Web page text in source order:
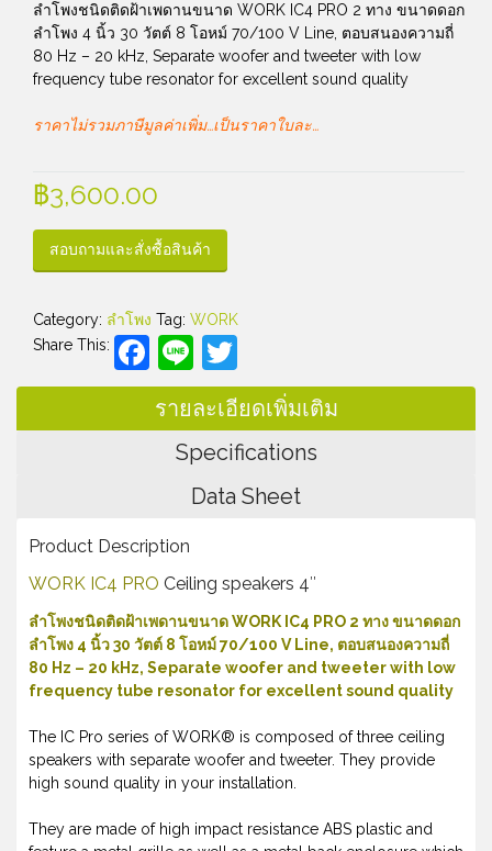
ลำโพงชนิดติดฝ้าเพดานขนาด WORK IC4 PRO 2 ทาง ขนาดดอก
ลำโพง 4 นิ้ว 30 วัตต์ 8 โอหม์ 70/100 V Line, ตอบสนองความถี่
80 Hz – 20 kHz, Separate woofer and tweeter with low
frequency tube resonator for excellent sound quality
ราคาไม่รวมภาษีมูลค่าเพิ่ม…เป็นราคาใบละ…
฿3,600.00
สอบถามและสั่งซื้อสินค้า
Category: ลำโพง Tag: WORK
Share This:
Facebook
Line
รายละเอียดเพิ่มเติม
Specifications
Data Sheet
Product Description
WORK IC4 PRO Ceiling speakers 4″
ลำโพงชนิดติดฝ้าเพดานขนาด WORK IC4 PRO 2 ทาง ขนาดดอก
ลำโพง 4 นิ้ว 30 วัตต์ 8 โอหม์ 70/100 V Line, ตอบสนองความถี่
80 Hz – 20 kHz, Separate woofer and tweeter with low
frequency tube resonator for excellent sound quality
The IC Pro series of WORK® is composed of three ceiling
speakers with separate woofer and tweeter. They provide
high sound quality in your installation.
They are made of high impact resistance ABS plastic and